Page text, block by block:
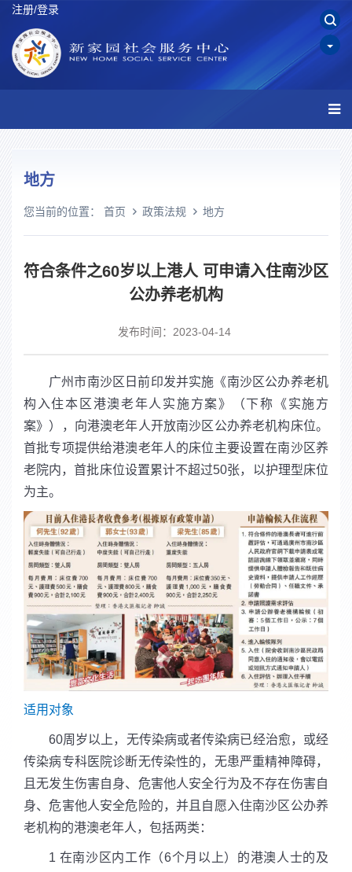
注册/登录
地方
您当前的位置： 首页 政策法规 地方
符合条件之60岁以上港人 可申请入住南沙区
公办养老机构
发布时间：2023-04-14
广州市南沙区日前印发并实施《南沙区公办养老机
构入住本区港澳老年人实施方案》（下称《实施方
案》），向港澳老年人开放南沙区公办养老机构床位。
首批专项提供给港澳老年人的床位主要设置在南沙区养
老院内，首批床位设置累计不超过50张，以护理型床位
为主。
适用对象
60周岁以上，无传染病或者传染病已经治愈，或经
传染病专科医院诊断无传染性的，无患严重精神障碍，
且无发生伤害自身、危害他人安全行为及不存在伤害自
身、危害他人安全危险的，并且自愿入住南沙区公办养
老机构的港澳老年人，包括两类：
1 在南沙区内工作（6个月以上）的港澳人士的及